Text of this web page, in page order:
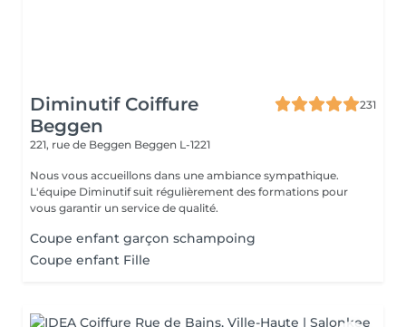
Diminutif Coiffure
Beggen
231
221, rue de Beggen Beggen L-1221
Nous vous accueillons dans une ambiance sympathique.
L'équipe Diminutif suit régulièrement des formations pour
vous garantir un service de qualité.
Coupe enfant garçon schampoing
Coupe enfant Fille